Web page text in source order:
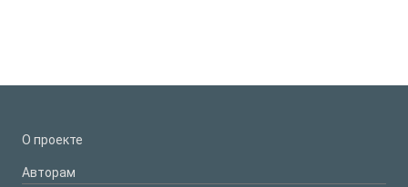
О проекте
Авторам